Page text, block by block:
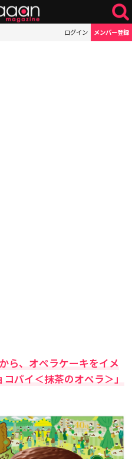
ログイン メンバー登録
ら、オペラケーキをイメ
パイ＜抹茶のオペラ＞」